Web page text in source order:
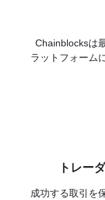
Chainblocksは
ラットフォーム
トレー
成功する取引を